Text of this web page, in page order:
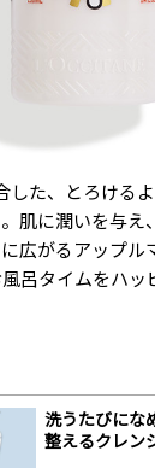
した、とろける
肌に潤いを与え
広がるアップル
呂タイムをハッ
洗うたびにな
整えるクレン